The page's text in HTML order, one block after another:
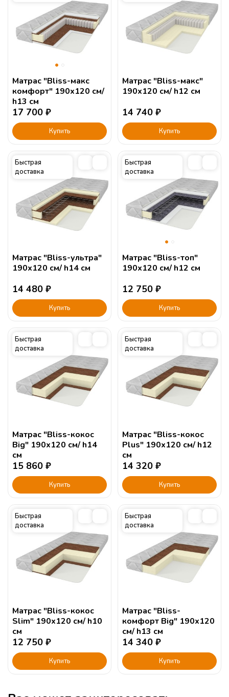
Матрас "Bliss-макс
комфорт" 190х120 см/
h13 см
17 700 ₽
Купить
Матрас "Bliss-макс"
190х120 см/ h12 см
14 740 ₽
Купить
Быстрая
доставка
Матрас "Bliss-ультра"
190х120 см/ h14 см
14 480 ₽
Купить
Быстрая
доставка
Матрас "Bliss-топ"
190х120 см/ h12 см
12 750 ₽
Купить
Быстрая
доставка
Матрас "Bliss-кокос
Big" 190х120 см/ h14
см
15 860 ₽
Купить
Быстрая
доставка
Матрас "Bliss-кокос
Plus" 190х120 см/ h12
см
14 320 ₽
Купить
Быстрая
доставка
Матрас "Bliss-кокос
Slim" 190х120 см/ h10
см
12 750 ₽
Купить
Быстрая
доставка
Матрас "Bliss-
комфорт Big" 190х120
см/ h13 см
14 340 ₽
Купить